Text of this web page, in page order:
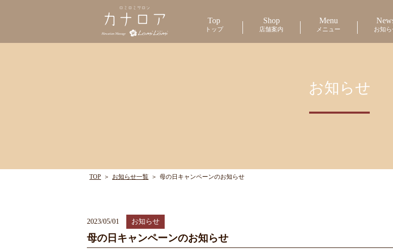
Top
トップ
Shop
店舗案内
Menu
メニュー お知
お知らせ
TOP ＞ お知らせ一覧 ＞ 母の日キャンペーンのお知らせ
2023/05/01 お知らせ
母の日キャンペーンのお知らせ